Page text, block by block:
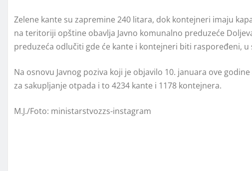
Zelene kante su zapremine 240 litara, dok kontejneri imaju
na teritoriji opštine obavlja Javno komunalno preduzeće
preduzeća odlučiti gde će kante i kontejneri biti raspoređeni,
Na osnovu Javnog poziva koji je objavilo 10. januara ove
za sakupljanje otpada i to 4234 kante i 1178 kontejnera.
M.J./Foto: ministarstvozzs-instagram